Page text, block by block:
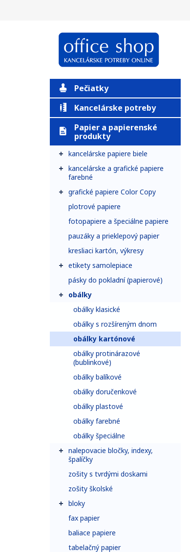
Pečiatky
Kancelárske potreby
Papier a papierenské
produkty
kancelárske papiere biele
kancelárske a grafické papiere
farebné
grafické papiere Color Copy
plotrové papiere
fotopapiere a špeciálne papiere
pauzáky a prieklepový papier
kresliaci kartón, výkresy
etikety samolepiace
pásky do pokladní (papierové)
obálky
obálky klasické
obálky s rozšíreným dnom
obálky kartónové
obálky protinárazové
(bublinkové)
obálky balíkové
obálky doručenkové
obálky plastové
obálky farebné
obálky špeciálne
nalepovacie bločky, indexy,
špalíčky
zošity s tvrdými doskami
zošity školské
bloky
fax papier
baliace papiere
tabelačný papier